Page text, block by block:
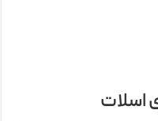
اسلات